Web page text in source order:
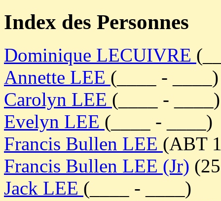
Index des Personnes
Dominique LECUIVRE
Annette LEE (____ - ____)
Carolyn LEE (____ - ____)
Evelyn LEE (____ - ____)
Francis Bullen LEE (ABT
Francis Bullen LEE (Jr)
Jack LEE (____ - ____)